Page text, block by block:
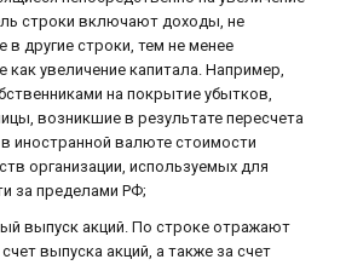
строки включают доходы, не
другие строки, тем не менее
увеличение капитала. Например,
на покрытие убытков,
возникшие в результате пересчета
иностранной валюте стоимости
организации, используемых для
за пределами РФ;
выпуск акций. По строке отражают
выпуска акций, а также за счет